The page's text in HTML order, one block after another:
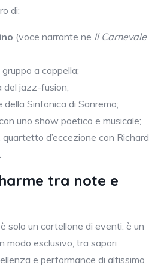
di:
(voce narrante ne Il Carnevale
gruppo a cappella;
del jazz-fusion;
della Sinfonica di Sanremo;
con uno show poetico e musicale;
, quartetto d’eccezione con Richard
tra note e
solo un cartellone di eventi: è un
modo esclusivo, tra sapori
e performance di altissimo